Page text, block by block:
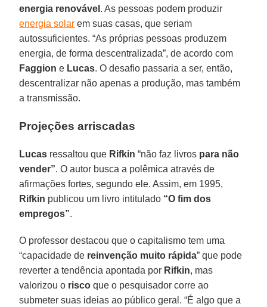
energia renovável . As pessoas podem produzir
energia solar em suas casas, que seriam
autossuficientes. “As próprias pessoas produzem
energia, de forma descentralizada”, de acordo com
Faggion e Lucas. O desafio passaria a ser, então,
descentralizar não apenas a produção, mas também
a transmissão.
Projeções arriscadas
Lucas ressaltou que Rifkin “não faz livros para não
vender”. O autor busca a polêmica através de
afirmações fortes, segundo ele. Assim, em 1995,
Rifkin publicou um livro intitulado “O fim dos
empregos”.
O professor destacou que o capitalismo tem uma
“capacidade de reinvenção muito rápida” que pode
reverter a tendência apontada por Rifkin, mas
valorizou o risco que o pesquisador corre ao
submeter suas ideias ao público geral. “É algo que a